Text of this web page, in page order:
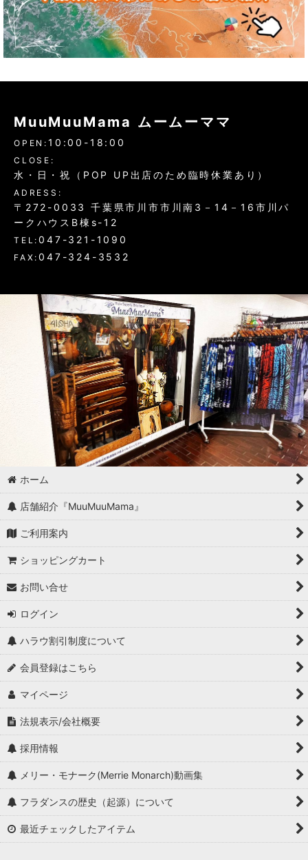
MuuMuuMama ムームーママ
OPEN: 10:00-18:00
CLOSE:
水・日・祝（POP UP出店のため臨時休業あり）
ADRESS:
〒272-0033 千葉県市川市市川南3－14－16市川パ
ークハウスB棟s-12
TEL:047-321-1090
FAX:047-324-3532
ホーム
店舗紹介『MuuMuuMama』
ご利用案内
ショッピングカート
お問い合せ
ログイン
ハラウ割引制度について
会員登録はこちら
マイページ
法規表示/会社概要
採用情報
メリー・モナーク(Merrie Monarch)動画集
フラダンスの歴史（起源）について
最近チェックしたアイテム